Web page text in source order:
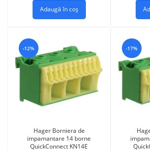
Adaugă în coș
-12%
Hager Borniera de
impamantare 14 borne
QuickConnect KN14E
-17%